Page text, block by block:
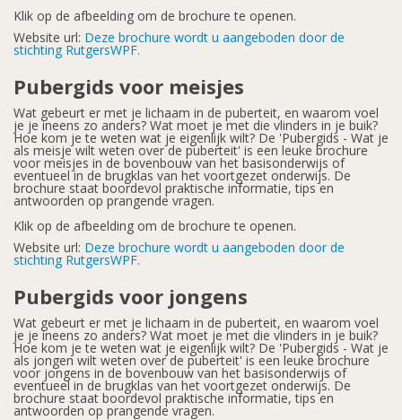
Klik op de afbeelding om de brochure te openen.
Website url: Deze brochure wordt u aangeboden door de
stichting RutgersWPF.
Pubergids voor meisjes
Wat gebeurt er met je lichaam in de puberteit, en waarom voel
je je ineens zo anders? Wat moet je met die vlinders in je buik?
Hoe kom je te weten wat je eigenlijk wilt? De 'Pubergids - Wat je
als meisje wilt weten over de puberteit' is een leuke brochure
voor meisjes in de bovenbouw van het basisonderwijs of
eventueel in de brugklas van het voortgezet onderwijs. De
brochure staat boordevol praktische informatie, tips en
antwoorden op prangende vragen.
Klik op de afbeelding om de brochure te openen.
Website url: Deze brochure wordt u aangeboden door de
stichting RutgersWPF.
Pubergids voor jongens
Wat gebeurt er met je lichaam in de puberteit, en waarom voel
je je ineens zo anders? Wat moet je met die vlinders in je buik?
Hoe kom je te weten wat je eigenlijk wilt? De 'Pubergids - Wat je
als jongen wilt weten over de puberteit' is een leuke brochure
voor jongens in de bovenbouw van het basisonderwijs of
eventueel in de brugklas van het voortgezet onderwijs. De
brochure staat boordevol praktische informatie, tips en
antwoorden op prangende vragen.